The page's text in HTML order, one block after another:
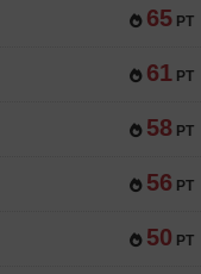
65 PT
61 PT
58 PT
56 PT
50 PT